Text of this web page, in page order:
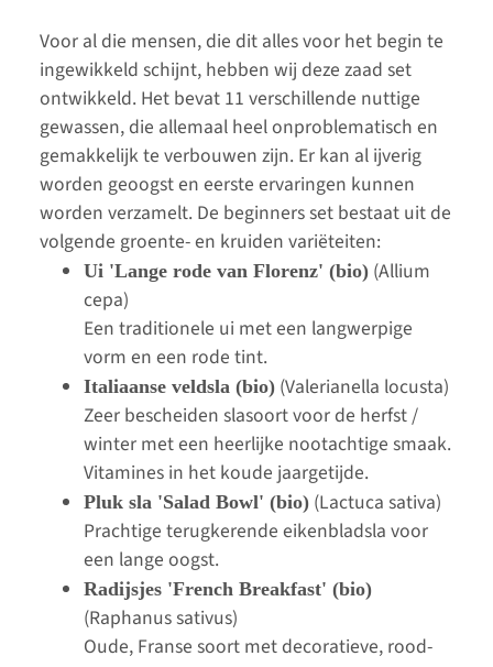
Voor al die mensen, die dit alles voor het begin te
ingewikkeld schijnt, hebben wij deze zaad set
ontwikkeld. Het bevat 11 verschillende nuttige
gewassen, die allemaal heel onproblematisch en
gemakkelijk te verbouwen zijn. Er kan al ijverig
worden geoogst en eerste ervaringen kunnen
worden verzamelt. De beginners set bestaat uit de
volgende groente- en kruiden variëteiten:
Ui 'Lange rode van Florenz' (bio) (Allium
cepa)
Een traditionele ui met een langwerpige
vorm en een rode tint.
Italiaanse veldsla (bio) (Valerianella locusta)
Zeer bescheiden slasoort voor de herfst /
winter met een heerlijke nootachtige smaak.
Vitamines in het koude jaargetijde.
Pluk sla 'Salad Bowl' (bio) (Lactuca sativa)
Prachtige terugkerende eikenbladsla voor
een lange oogst.
Radijsjes 'French Breakfast' (bio)
(Raphanus sativus)
Oude, Franse soort met decoratieve, rood-